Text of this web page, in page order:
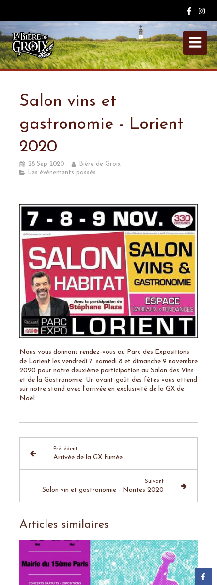
Salon vins et
gastronomie - Lorient
2020
28 Sep 2020
Bière de Groix
Les évènements passés
Nous vous donnons rendez-vous au Parc des Expositions
de Lorient les vendredi 7, samedi 8 et dimanche 9 novembre
2020 pour notre deuxième participation au Salon des Vins
et de la Gastronomie. Un avant-goût des fêtes vous attend
sur notre stand avec l’arrivée en exclusivité de la GX de
Noël.
Précédent
Arrivée de la GX fumée
Suivant
Salon vin et gastronomie - Nantes 2020
Articles similaires